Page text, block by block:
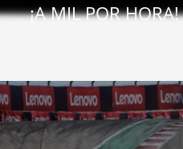
¡A MIL POR HORA!